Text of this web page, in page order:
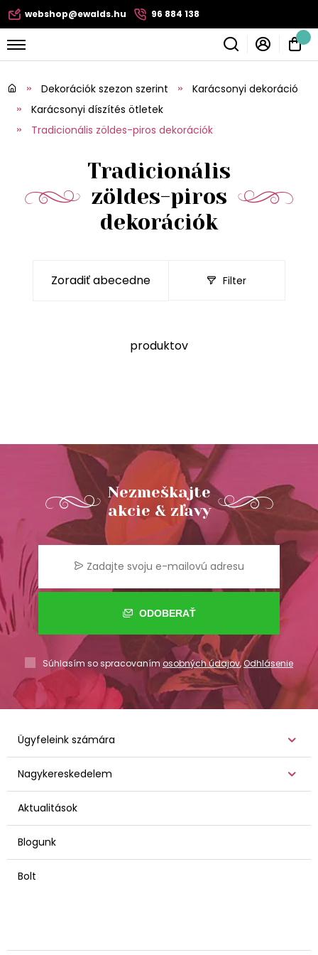
webshop@ewalds.hu 96 884 138
Dekorációk szezon szerint
Karácsonyi dekoráció
Karácsonyi díszítés ötletek
Tradicionális zöldes-piros dekorációk
Tradicionális
zöldes-piros
dekorációk
Filter
produktov
Nezmeškajte
akcie & zľavy
ODOBERAŤ
Súhlasím so spracovaním osobných údajov,Odhlásenie
Ügyfeleink számára
Nagykereskedelem
Aktualitások
Blogunk
Bolt